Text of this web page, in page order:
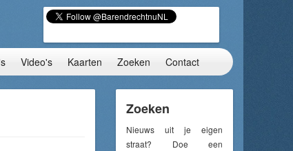
Video's Kaarten Zoeken Contact
Zoeken
Nieuws uit je eigen
straat? Doe een